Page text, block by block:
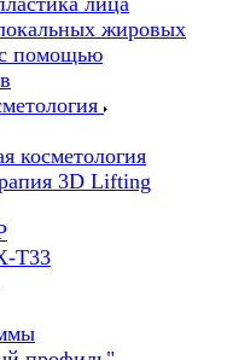
жировых
помощью
косметология
3D Lifting
T33